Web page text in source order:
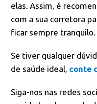
elas. Assim, é
com a sua corretora
ficar sempre tranquilo.
Se tiver qualquer
de saúde ideal, conte
Siga-nos nas redes